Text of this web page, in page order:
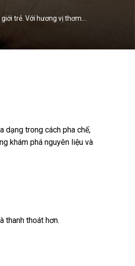
trẻ. Với hương vị thơm…
dạng trong cách pha chế,
khám phá nguyên liệu và
thanh thoát hơn.